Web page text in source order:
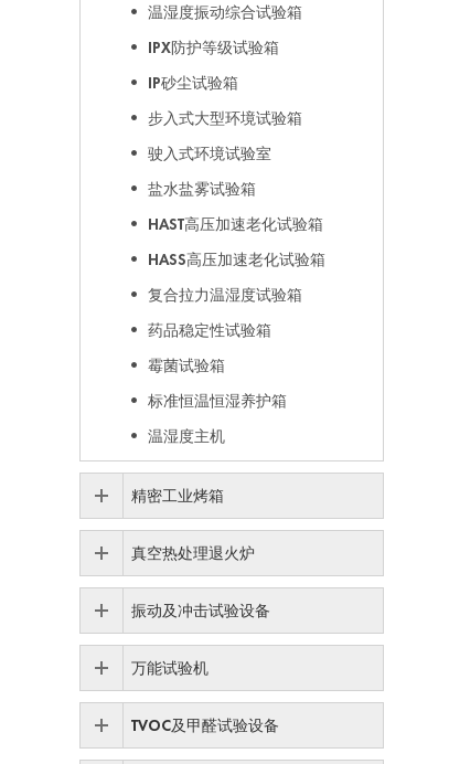
温湿度振动综合试验箱
IPX防护等级试验箱
IP砂尘试验箱
步入式大型环境试验箱
驶入式环境试验室
盐水盐雾试验箱
HAST高压加速老化试验箱
HASS高压加速老化试验箱
复合拉力温湿度试验箱
药品稳定性试验箱
霉菌试验箱
标准恒温恒湿养护箱
温湿度主机
精密工业烤箱
真空热处理退火炉
振动及冲击试验设备
万能试验机
TVOC及甲醛试验设备